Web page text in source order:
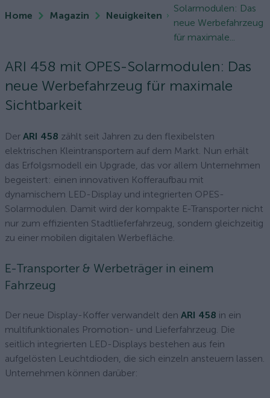
Home Magazin Neuigkeiten
Solarmodulen: Das
neue Werbefahrzeug
für maximale...
ARI 458 mit OPES-Solarmodulen: Das
neue Werbefahrzeug für maximale
Sichtbarkeit
Der ARI 458 zählt seit Jahren zu den flexibelsten
elektrischen Kleintransportern auf dem Markt. Nun erhält
das Erfolgsmodell ein Upgrade, das vor allem Unternehmen
begeistert: einen innovativen Kofferaufbau mit
dynamischem LED-Display und integrierten OPES-
Solarmodulen. Damit wird der kompakte E-Transporter nicht
nur zum effizienten Stadtlieferfahrzeug, sondern gleichzeitig
zu einer mobilen digitalen Werbefläche.
E-Transporter & Werbeträger in einem
Fahrzeug
Der neue Display-Koffer verwandelt den ARI 458 in ein
multifunktionales Promotion- und Lieferfahrzeug. Die
seitlich integrierten LED-Displays bestehen aus fein
aufgelösten Leuchtdioden, die sich einzeln ansteuern lassen.
Unternehmen können darüber: